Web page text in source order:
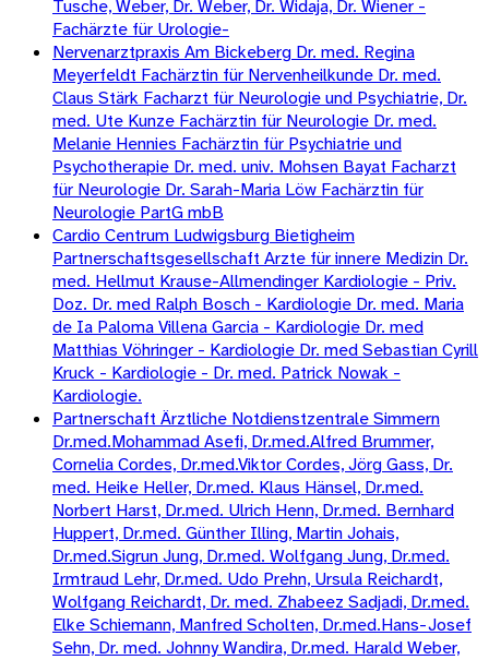
Tusche, Weber, Dr. Weber, Dr. Widaja, Dr. Wiener -
Fachärzte für Urologie-
Nervenarztpraxis Am Bickeberg Dr. med. Regina
Meyerfeldt Fachärztin für Nervenheilkunde Dr. med.
Claus Stärk Facharzt für Neurologie und Psychiatrie, Dr.
med. Ute Kunze Fachärztin für Neurologie Dr. med.
Melanie Hennies Fachärztin für Psychiatrie und
Psychotherapie Dr. med. univ. Mohsen Bayat Facharzt
für Neurologie Dr. Sarah-Maria Löw Fachärztin für
Neurologie PartG mbB
Cardio Centrum Ludwigsburg Bietigheim
Partnerschaftsgesellschaft Arzte für innere Medizin Dr.
med. Hellmut Krause-Allmendinger Kardiologie - Priv.
Doz. Dr. med Ralph Bosch - Kardiologie Dr. med. Maria
de Ia Paloma Villena Garcia - Kardiologie Dr. med
Matthias Vöhringer - Kardiologie Dr. med Sebastian Cyrill
Kruck - Kardiologie - Dr. med. Patrick Nowak -
Kardiologie.
Partnerschaft Ärztliche Notdienstzentrale Simmern
Dr.med.Mohammad Asefi, Dr.med.Alfred Brummer,
Cornelia Cordes, Dr.med.Viktor Cordes, Jörg Gass, Dr.
med. Heike Heller, Dr.med. Klaus Hänsel, Dr.med.
Norbert Harst, Dr.med. Ulrich Henn, Dr.med. Bernhard
Huppert, Dr.med. Günther Illing, Martin Johais,
Dr.med.Sigrun Jung, Dr.med. Wolfgang Jung, Dr.med.
Irmtraud Lehr, Dr.med. Udo Prehn, Ursula Reichardt,
Wolfgang Reichardt, Dr. med. Zhabeez Sadjadi, Dr.med.
Elke Schiemann, Manfred Scholten, Dr.med.Hans-Josef
Sehn, Dr. med. Johnny Wandira, Dr.med. Harald Weber,